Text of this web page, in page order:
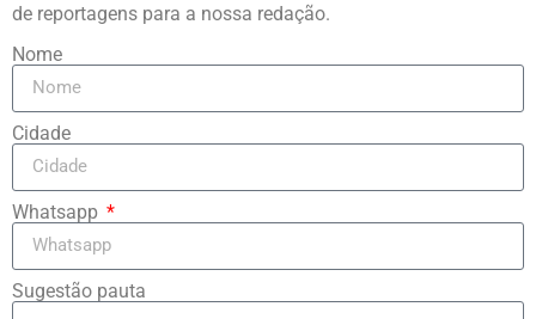
de reportagens para a nossa redação.
Nome
Cidade
Whatsapp
Sugestão pauta